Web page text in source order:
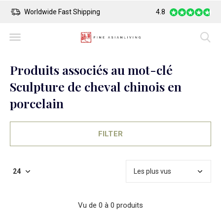
Worldwide Fast Shipping Safe Payment
4.8
Produits associés au mot-clé
Sculpture de cheval chinois en
porcelain
FILTER
Vu de 0 à 0 produits